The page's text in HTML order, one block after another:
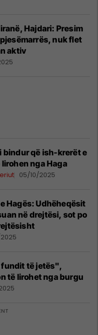
Hajdari: Presim
nuk flet
aktiv
bindur që ish-krerët e
nga Haga
05/10/2025
Hagës: Udhëheqësit
në drejtësi, sot po
të jetës",
të lirohet nga burgu